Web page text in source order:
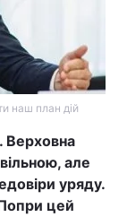
наш план дій
Верховна
але
уряду.
цей